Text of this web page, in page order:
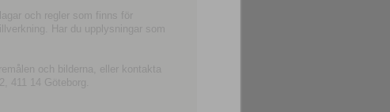
och regler som finns för
Har du upplysningar som
och bilderna, eller kontakta
411 14 Göteborg.